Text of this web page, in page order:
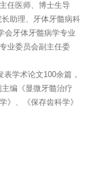
任医师、博士生导
助理、牙体牙髓病科
会牙体牙髓病学专业
业委员会副主任委
学术论文100余篇，
编《显微牙髓治疗
》、《保存齿科学》